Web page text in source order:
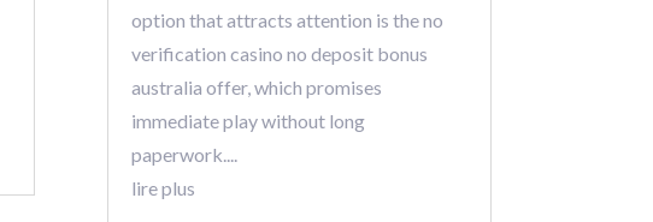
option that attracts attention is the no
verification casino no deposit bonus
australia offer, which promises
immediate play without long
paperwork....
lire plus